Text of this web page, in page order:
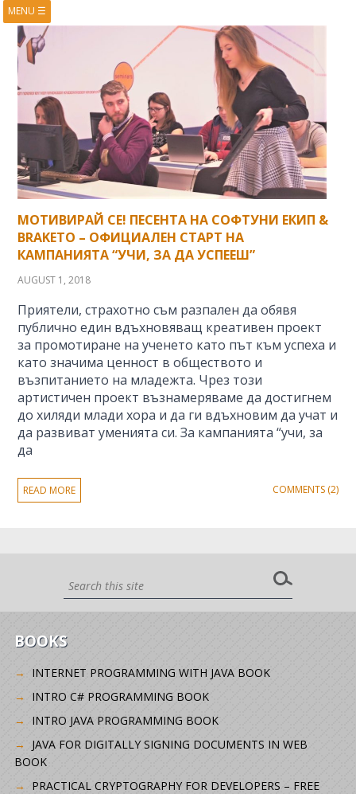
MENU ☰
ABOUT
COURSES
PRESENTATIONS
RESEARCH
PUBLICATIONS
CONTACTS
RSS FEED
МОТИВИРАЙ СЕ! ПЕСЕНТА НА СОФТУНИ ЕКИП &
BRAKETO – ОФИЦИАЛЕН СТАРТ НА
КАМПАНИЯТА “УЧИ, ЗА ДА УСПЕЕШ”
AUGUST 1, 2018
Приятели, страхотно съм разпален да обявя
публично един вдъхновяващ креативен проект
за промотиране на ученето като път към успеха и
като значима ценност в обществото и
възпитанието на младежта. Чрез този
артистичен проект възнамеряваме да достигнем
до хиляди млади хора и да ги вдъхновим да учат и
да развиват уменията си. За кампанията “учи, за
да
READ MORE COMMENTS (2)
BOOKS
INTERNET PROGRAMMING WITH JAVA BOOK
INTRO C# PROGRAMMING BOOK
INTRO JAVA PROGRAMMING BOOK
JAVA FOR DIGITALLY SIGNING DOCUMENTS IN WEB
BOOK
PRACTICAL CRYPTOGRAPHY FOR DEVELOPERS – FREE